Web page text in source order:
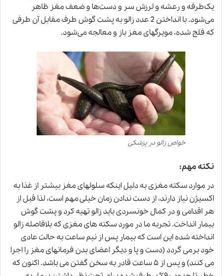
یک‌طرفه و رعشه و لرزش سر و دست‌ها و ضعف مغز ظاهر
می‌شود. با انداختن 2 عدد زالو به پشت گوش طرف مقابل آن طرفی
که فلج شده، مویرگهای مغز باز و معالجه می‌شود.
خواص زالو در پزشکی
نکته مهم:
در موارد سکته مغزی به دلیل اینکه سلولهای مغز بیشتر از غذا به
اکسیژن نیاز دارند، از دست ندادن زمان خیلی مهم است، لذا قبل از
هر اقدامی و در کمال خونسردی باید زالو تهیه کرد و پشت گوش
بیمار انداخت. تجربه ما در مورد سکته های مغزی که بلافاصلهزالو
انداخته شده این است که بیمار پس از نیم ساعت به حالت عادی
خود برمی گردد (دست و پا و دیگر اعضای بدن فرمانهای مغز را اجرا
می کنند) و پس از ۵ ساعت قادر به سخن گفتن می باشد. اکنون که